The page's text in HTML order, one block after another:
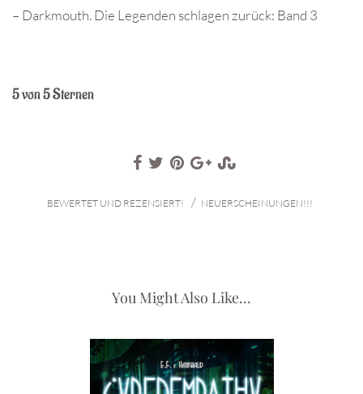
– Darkmouth. Die Legenden schlagen zurück: Band 3
5 von 5 Sternen
BEWERTET UND REZENSIERT! / NEUERSCHEINUNGEN!!!
You Might Also Like...